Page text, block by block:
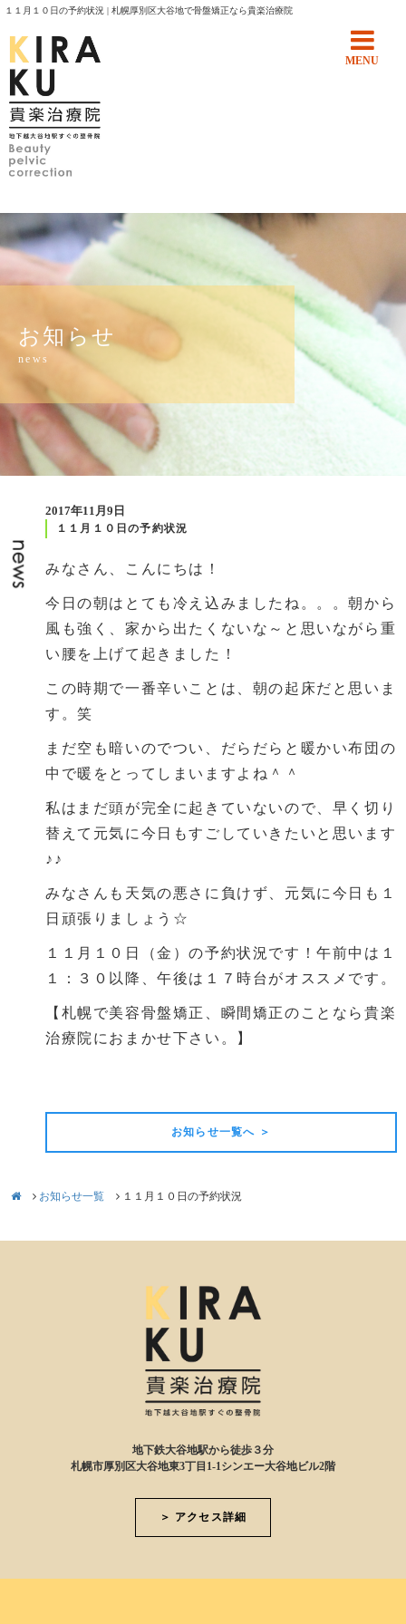
１１月１０日の予約状況 | 札幌厚別区大谷地で骨盤矯正なら貴楽治療院
MENU
お知らせ
news
2017年11月9日
１１月１０日の予約状況
みなさん、こんにちは！
今日の朝はとても冷え込みましたね。。。朝から
風も強く、家から出たくないな～と思いながら重
い腰を上げて起きました！
この時期で一番辛いことは、朝の起床だと思いま
す。笑
まだ空も暗いのでつい、だらだらと暖かい布団の
中で暖をとってしまいますよね＾＾
私はまだ頭が完全に起きていないので、早く切り
替えて元気に今日もすごしていきたいと思います
♪♪
みなさんも天気の悪さに負けず、元気に今日も１
日頑張りましょう☆
１１月１０日（金）の予約状況です！午前中は１
１：３０以降、午後は１７時台がオススメです。
【札幌で美容骨盤矯正、瞬間矯正のことなら貴楽
治療院におまかせ下さい。】
お知らせ一覧へ ＞
お知らせ一覧 １１月１０日の予約状況
地下鉄大谷地駅から徒歩３分
札幌市厚別区大谷地東3丁目1-1シンエー大谷地ビル2階
＞ アクセス詳細